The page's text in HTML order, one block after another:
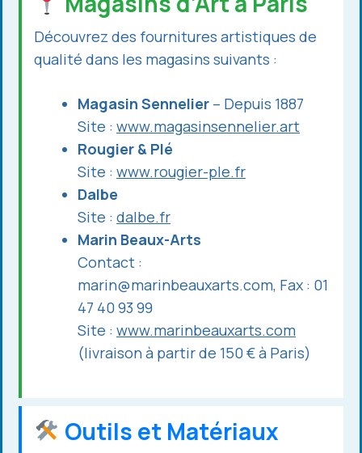
Découvrez des fournitures artistiques de
qualité dans les magasins suivants :
Magasin Sennelier – Depuis 1887
Site : www.magasinsennelier.art
Rougier & Plé
Site : www.rougier-ple.fr
Dalbe
Site : dalbe.fr
Marin Beaux-Arts
Contact :
marin@marinbeauxarts.com, Fax : 01
47 40 93 99
Site : www.marinbeauxarts.com
(livraison à partir de 150 € à Paris)
Outils et Matériaux